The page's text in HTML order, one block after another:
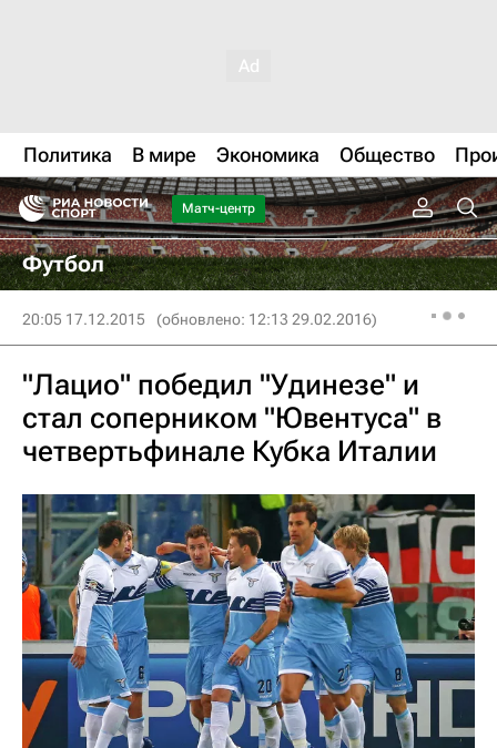
Политика В мире Экономика Общество
Матч-центр
Футбол
20:05 17.12.2015 (обновлено: 12:13 29.02.2016)
"Лацио" победил "Удинезе" и
стал соперником "Ювентуса" в
четвертьфинале Кубка Италии